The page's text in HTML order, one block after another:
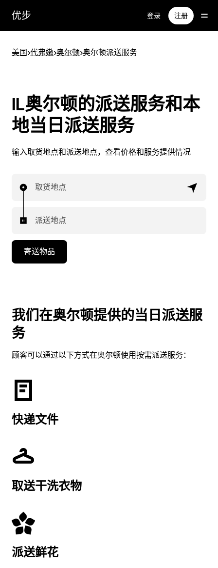
优步 登录 注册
美国>代弗嫩>奥尔顿>奥尔顿派送服务
IL奥尔顿的派送服务和本
地当日派送服务
输入取货地点和派送地点，查看价格和服务提供情况
取货地点
派送地点
寄送物品
我们在奥尔顿提供的当日派送服
务
顾客可以通过以下方式在奥尔顿使用按需派送服务：
快递文件
取送干洗衣物
派送鲜花